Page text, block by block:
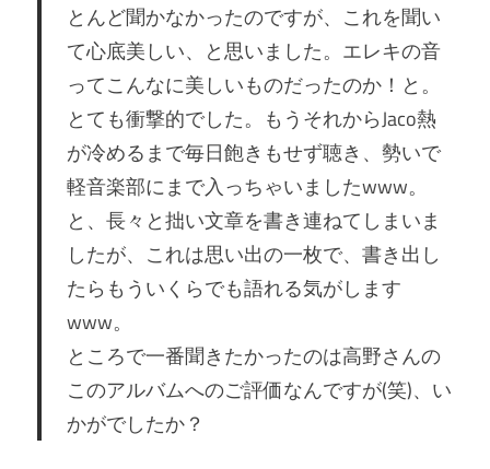
とんど聞かなかったのですが、これを聞い
て心底美しい、と思いました。エレキの音
ってこんなに美しいものだったのか！と。
とても衝撃的でした。もうそれからJaco熱
が冷めるまで毎日飽きもせず聴き、勢いで
軽音楽部にまで入っちゃいましたwww。
と、長々と拙い文章を書き連ねてしまいま
したが、これは思い出の一枚で、書き出し
たらもういくらでも語れる気がします
www。
ところで一番聞きたかったのは高野さんの
このアルバムへのご評価なんですが(笑)、い
かがでしたか？